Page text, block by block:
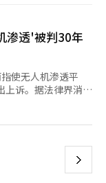
体制、历史、经济
德经》中有
越应当谦卑，以包
和朝鲜问题也有深
，小人同而不
态不同，也应寻求
不能以怨恨解决，
核武器、导弹、军
的最后希望何在。
器、导弹、军事同
。 特朗普与习近平
强国们最终在冲突
只的制裁总数增加
的‘北极LNG 2’项
德里希·梅尔茨向
的球衣，以寻求恢
礼物。球衣上印有
，德国
茨总理的亲笔信。
在冷战时期，教皇
际冲突地区促进和
观。在文在寅政府
南北领导人举行了
成行。目前的南北
教皇访朝在现实中
决于朝鲜”，这也
性。外交是在现实
。过去许多难以想
门，就会为你打
，也需要希望”。
希望。最重要的是
规、职务怠忽、职
行进一步调查。
是韩国在
是时隔16年再次获
即提出上诉。 12
的判决。 此
官）已认定尹前总
渗透'被判30年
使无人机渗透平
上诉。据法律界消
般叛国罪和职权滥
谓的“心理战”来诱
中央地方法院刑事
国罪和职权滥用罪
下